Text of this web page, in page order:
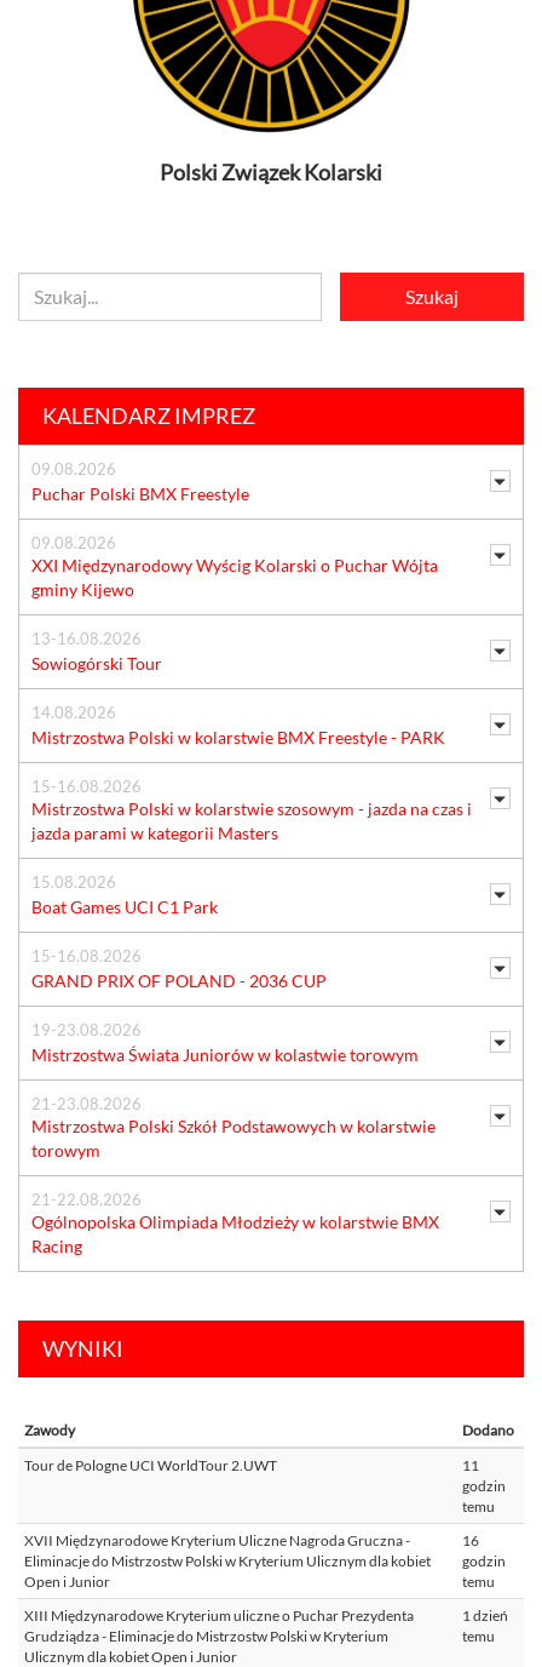
Polski Związek Kolarski
KALENDARZ IMPREZ
09.08.2026
Puchar Polski BMX Freestyle
09.08.2026
XXI Międzynarodowy Wyścig Kolarski o Puchar Wójta
gminy Kijewo
13-16.08.2026
Sowiogórski Tour
14.08.2026
Mistrzostwa Polski w kolarstwie BMX Freestyle - PARK
15-16.08.2026
Mistrzostwa Polski w kolarstwie szosowym - jazda na czas i
jazda parami w kategorii Masters
15.08.2026
Boat Games UCI C1 Park
15-16.08.2026
GRAND PRIX OF POLAND - 2036 CUP
19-23.08.2026
Mistrzostwa Świata Juniorów w kolastwie torowym
21-23.08.2026
Mistrzostwa Polski Szkół Podstawowych w kolarstwie
torowym
21-22.08.2026
Ogólnopolska Olimpiada Młodzieży w kolarstwie BMX
Racing
WYNIKI
Zawody
Dodano
Tour de Pologne UCI WorldTour 2.UWT
11
godzin
temu
XVII Międzynarodowe Kryterium Uliczne Nagroda Gruczna -
Eliminacje do Mistrzostw Polski w Kryterium Ulicznym dla kobiet
Open i Junior
16
godzin
temu
XIII Międzynarodowe Kryterium uliczne o Puchar Prezydenta
Grudziądza - Eliminacje do Mistrzostw Polski w Kryterium
Ulicznym dla kobiet Open i Junior
1 dzień
temu